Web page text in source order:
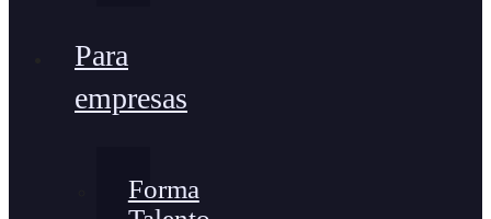
Para
empresas
Forma